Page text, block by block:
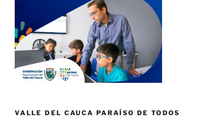
VALLE DEL CAUCA PARAÍSO DE TODOS